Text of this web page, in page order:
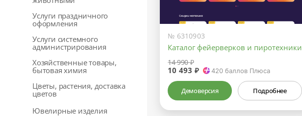
Услуги праздничного
оформления
Услуги системного
администрирования
Хозяйственные товары,
бытовая химия
Цветы, растения, доставка
цветов
Ювелирные изделия
№ 6310903
Каталог фейерверков и пиротехники
14 990 ₽
10 493 ₽ 420баллов Плюса
Демоверсия Подробнее